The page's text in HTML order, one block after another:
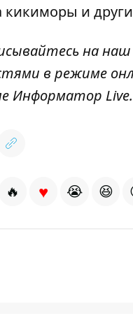
кикиморы и
на наш
в режиме
Информатор Live
🔥 ♥ 😭 😆